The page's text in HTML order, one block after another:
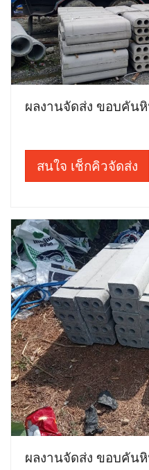
ผลงานจัดส่ง ขอบคัน
สนใจ เช็กคิวจัดส่ง
ผลงานจัดส่ง ขอบคัน